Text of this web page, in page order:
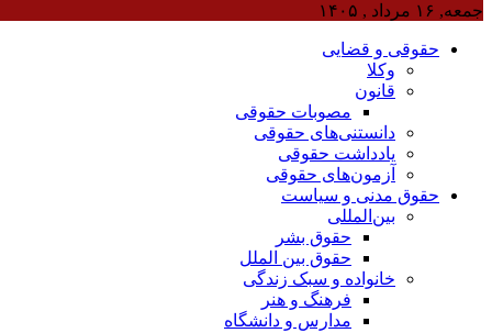
جمعه, ۱۶ مرداد , ۱۴۰۵
حقوقی و قضایی
وکلا
قانون
مصوبات حقوقی
دانستنی‌های حقوقی
یادداشت حقوقی
آزمون‌های حقوقی
حقوق مدنی و سیاست
بین‌المللی
حقوق بشر
حقوق بین الملل
خانواده و سبک زندگی
فرهنگ و هنر
مدارس و دانشگاه